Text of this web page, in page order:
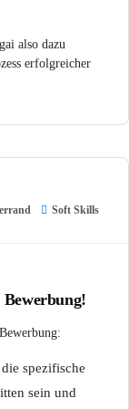
also dazu
erfolgreicher
Soft Skills
spezifische
sein und